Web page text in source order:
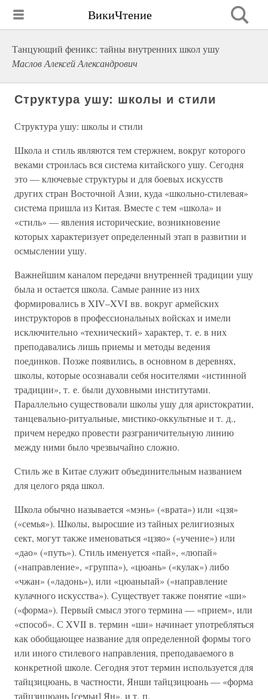
ВикиЧтение
Танцующий феникс: тайны внутренних школ ушу
Маслов Алексей Александрович
Структура ушу: школы и стили
Структура ушу: школы и стили
Школа и стиль являются тем стержнем, вокруг которого
веками строилась вся система китайского ушу. Сегодня
это — ключевые структуры и для боевых искусств
других стран Восточной Азии, куда «школьно-стилевая»
система пришла из Китая. Вместе с тем «школа» и
«стиль» — явления исторические, возникновение
которых характеризует определенный этап в развитии и
осмыслении ушу.
Важнейшим каналом передачи внутренней традиции ушу
была и остается школа. Самые ранние из них
формировались в XIV–XVI вв. вокруг армейских
инструкторов в профессиональных войсках и имели
исключительно «технический» характер, т. е. в них
преподавались лишь приемы и методы ведения
поединков. Позже появились, в основном в деревнях,
школы, которые осознавали себя носителями «истинной
традиции», т. е. были духовными институтами.
Параллельно существовали школы ушу для аристократии,
танцевально-ритуальные, мистико-оккультные и т. д.,
причем нередко провести разграничительную линию
между ними было чрезвычайно сложно.
Стиль же в Китае служит объединительным названием
для целого ряда школ.
Школа обычно называется «мэнь» («врата») или «цзя»
(«семья»). Школы, выросшие из тайных религиозных
сект, могут также именоваться «цзяо» («учение») или
«дао» («путь»). Стиль именуется «пай», «люпай»
(«направление», «группа»), «цюань» («кулак») либо
«чжан» («ладонь»), или «цюаньпай» («направление
кулачного искусства»). Существует также понятие «ши»
(«форма»). Первый смысл этого термина — «прием», или
«способ». С XVII в. термин «ши» начинает употребляться
как обобщающее название для определенной формы того
или иного стилевого направления, преподаваемого в
конкретной школе. Сегодня этот термин используется для
тайцзицюань, в частности, Янши тайцзицюань — «форма
тайцзицюань [семьи] Ян», и т. п.